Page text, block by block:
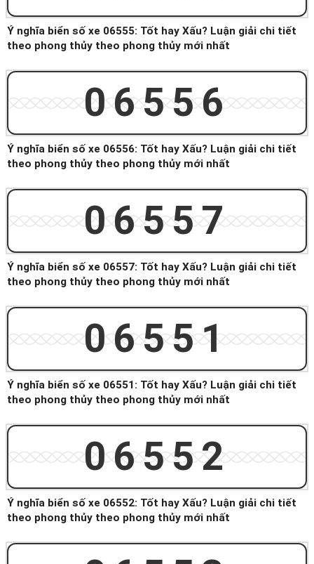
Ý nghĩa biển số xe 06555: Tốt hay Xấu? Luận giải chi tiết
theo phong thủy theo phong thủy mới nhất
06556
Ý nghĩa biển số xe 06556: Tốt hay Xấu? Luận giải chi tiết
theo phong thủy theo phong thủy mới nhất
06557
Ý nghĩa biển số xe 06557: Tốt hay Xấu? Luận giải chi tiết
theo phong thủy theo phong thủy mới nhất
06551
Ý nghĩa biển số xe 06551: Tốt hay Xấu? Luận giải chi tiết
theo phong thủy theo phong thủy mới nhất
06552
Ý nghĩa biển số xe 06552: Tốt hay Xấu? Luận giải chi tiết
theo phong thủy theo phong thủy mới nhất